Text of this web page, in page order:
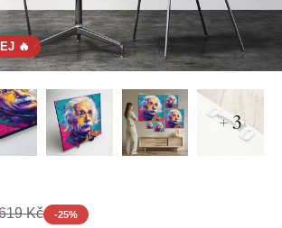
🔥
+ 3
Kč -25%